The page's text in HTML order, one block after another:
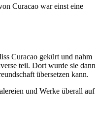
Curacao war einst eine
Curacao gekürt und nahm
teil. Dort wurde sie dann
übersetzen kann.
und Werke überall auf